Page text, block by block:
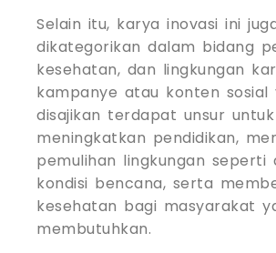
Selain itu, karya inovasi ini
dikategorikan dalam bidang
kesehatan, dan lingkungan
kampanye atau konten sosial
disajikan terdapat unsur untuk
meningkatkan pendidikan,
pemulihan lingkungan seperti
kondisi bencana, serta
kesehatan bagi masyarakat
membutuhkan.